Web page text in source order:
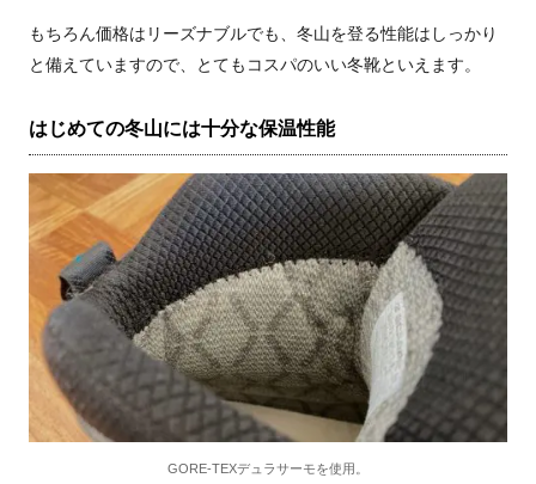
もちろん価格はリーズナブルでも、冬山を登る性能はしっかり
と備えていますので、とてもコスパのいい冬靴といえます。
はじめての冬山には十分な保温性能
GORE-TEXデュラサーモを使用。